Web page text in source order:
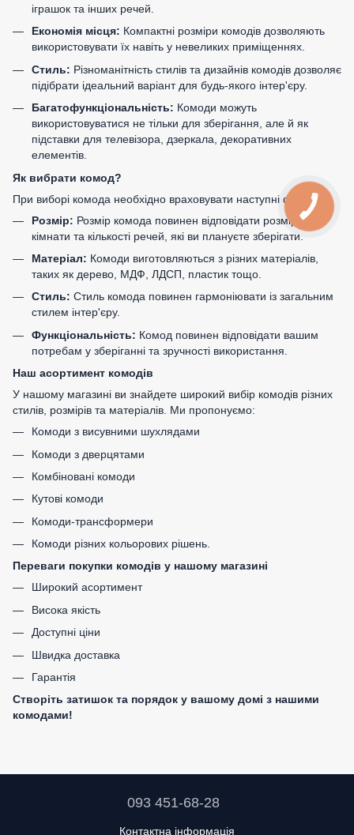
іграшок та інших речей.
Економія місця: Компактні розміри комодів дозволяють
використовувати їх навіть у невеликих приміщеннях.
Стиль: Різноманітність стилів та дизайнів комодів дозволяє
підібрати ідеальний варіант для будь-якого інтер'єру.
Багатофункціональність: Комоди можуть
використовуватися не тільки для зберігання, але й як
підставки для телевізора, дзеркала, декоративних
елементів.
Як вибрати комод?
При виборі комода необхідно враховувати наступні фактори:
Розмір: Розмір комода повинен відповідати розміру
кімнати та кількості речей, які ви плануєте зберігати.
Матеріал: Комоди виготовляються з різних матеріалів,
таких як дерево, МДФ, ЛДСП, пластик тощо.
Стиль: Стиль комода повинен гармоніювати із загальним
стилем інтер'єру.
Функціональність: Комод повинен відповідати вашим
потребам у зберіганні та зручності використання.
Наш асортимент комодів
У нашому магазині ви знайдете широкий вибір комодів різних
стилів, розмірів та матеріалів. Ми пропонуємо:
Комоди з висувними шухлядами
Комоди з дверцятами
Комбіновані комоди
Кутові комоди
Комоди-трансформери
Комоди різних кольорових рішень.
Переваги покупки комодів у нашому магазині
Широкий асортимент
Висока якість
Доступні ціни
Швидка доставка
Гарантія
Створіть затишок та порядок у вашому домі з нашими
комодами!
093 451-68-28
Контактна інформація